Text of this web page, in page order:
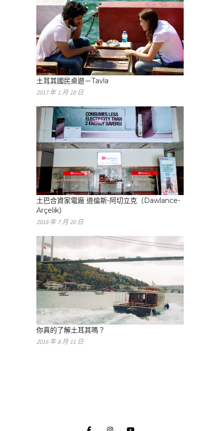
土耳其國民桌遊－Tavla
2017 年 1 月 18 日
土巴合資家電廠 道倫斯-阿切立克（Dawlance-
Arçelik）
2018 年 7 月 20 日
你真的了解土耳其嗎？
2016 年 8 月 11 日